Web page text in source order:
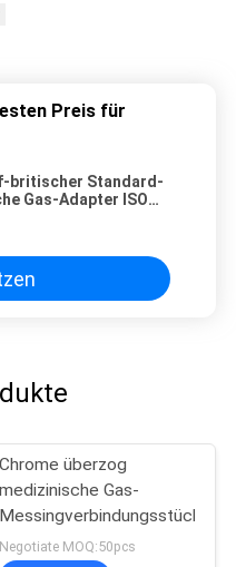
Preis für
britischer Standard-
Gas-Adapter ISO
Chrome überzog
medizinische Gas-
Messingverbindungsstücke
Negotiate MOQ:50pcs